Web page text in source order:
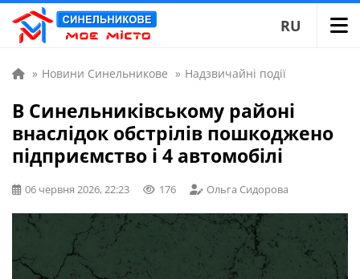
RU
» Новини Синельникове » Надзвичайні події
В Синельниківському районі
внаслідок обстрілів пошкоджено
підприємство і 4 автомобілі
06 червня 2026, 22:23 176 Ольга Сидорова